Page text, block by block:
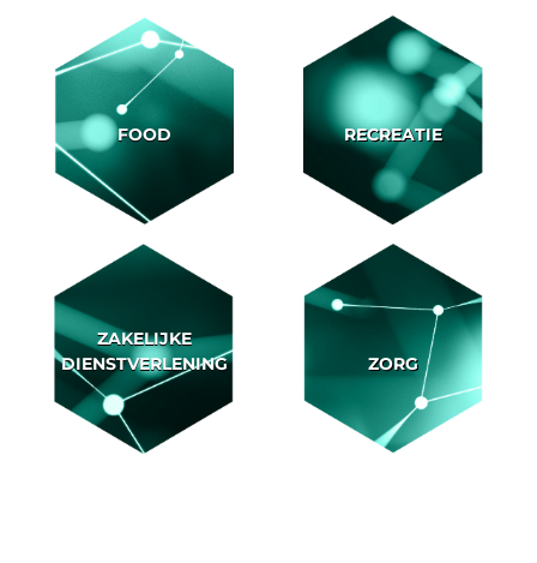
FOOD RECREATIE
ZAKELIJKE
DIENSTVERLENING
ZORG